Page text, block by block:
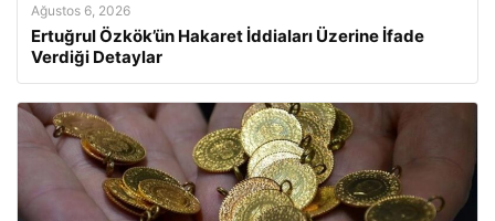
Ağustos 6, 2026
Ertuğrul Özkök’ün Hakaret İddiaları Üzerine İfade
Verdiği Detaylar